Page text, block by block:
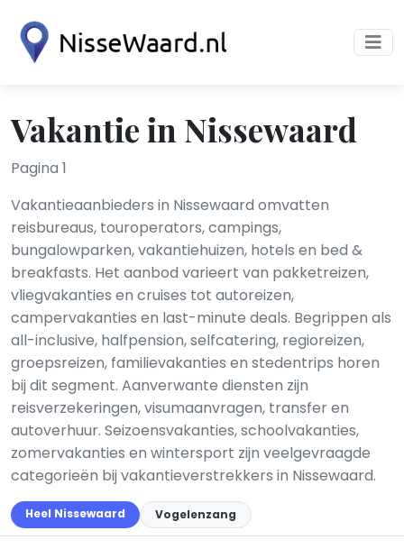
Vakantie in Nissewaard
Pagina 1
Vakantieaanbieders in Nissewaard omvatten
reisbureaus, touroperators, campings,
bungalowparken, vakantiehuizen, hotels en bed &
breakfasts. Het aanbod varieert van pakketreizen,
vliegvakanties en cruises tot autoreizen,
campervakanties en last-minute deals. Begrippen als
all-inclusive, halfpension, selfcatering, regioreizen,
groepsreizen, familievakanties en stedentrips horen
bij dit segment. Aanverwante diensten zijn
reisverzekeringen, visumaanvragen, transfer en
autoverhuur. Seizoensvakanties, schoolvakanties,
zomervakanties en wintersport zijn veelgevraagde
categorieën bij vakantieverstrekkers in Nissewaard.
Heel Nissewaard Vogelenzang